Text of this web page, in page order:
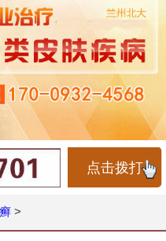
点击拨打
>